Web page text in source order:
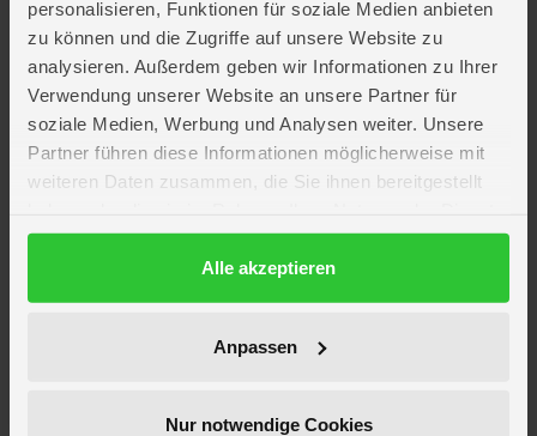
personalisieren, Funktionen für soziale Medien anbieten
zu können und die Zugriffe auf unsere Website zu
analysieren. Außerdem geben wir Informationen zu Ihrer
Verwendung unserer Website an unsere Partner für
soziale Medien, Werbung und Analysen weiter. Unsere
Partner führen diese Informationen möglicherweise mit
weiteren Daten zusammen, die Sie ihnen bereitgestellt
gesammelt haben.
DatenschutzerklärungAlle akzeptieren
Anpassen
Nur notwendige Cookies
Kein Angebot mehr verpassen
Zum Newsletter anmelden & Vorteile sichern
Anmelden
Gutscheine & Gewinnspiele
Neuheiten, Trends & Angebote
Werde unser Fan auf Facebook